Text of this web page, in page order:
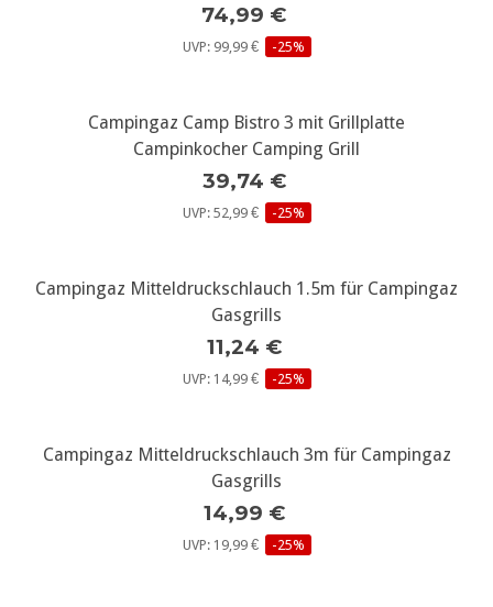
74,99 €
UVP: 99,99 € -25%
Campingaz Camp Bistro 3 mit Grillplatte
Campinkocher Camping Grill
39,74 €
UVP: 52,99 € -25%
Campingaz Mitteldruckschlauch 1.5m für Campingaz
Gasgrills
11,24 €
UVP: 14,99 € -25%
Campingaz Mitteldruckschlauch 3m für Campingaz
Gasgrills
14,99 €
UVP: 19,99 € -25%